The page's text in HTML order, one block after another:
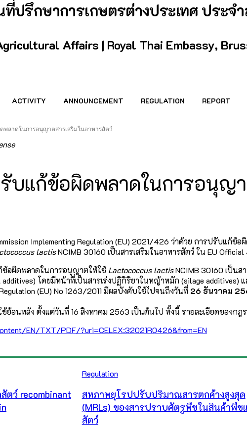
ที่ปรึกษาการเกษตรต่างประเทศ ประจ
Affairs | Royal Thai Embassy,
ACTIVITY ANNOUNCEMENT REGULATION REPORT
พลาดในการอนุญาตสารเสริมในอาหารสัตว์
บแก้ข้อผิดพลาดในการอนุญา
Implementing Regulation (EU) 2021/426 ว่าด้วย การปรับแก้ข้อผิ
lactisNCIMB 30160 เป็นสารเสริมในอาหารสัตว์ ใน EU
อผิดพลาดในการอนุญาตให้ใช้ Lactococcus lactisNCIMB 30160 เป็นส
additives) โดยมีหน้าที่เป็นสารเร่งปฏิกิริยาในหญ้าหมัก (silage
(EU) No 1263/2011 มีผลบังคับใช้ไปจนถึงวันที่ 26 ธันวาคม
ย้อนหลัง ตั้งแต่วันที่ 16 สิงหาคม 2563 เป็นต้นไป ทั้งนี้ รายละเอียดของกฎ
EN/TXT/PDF/?uri=CELEX:32021R0426&from=EN
ว์ recombinant
Regulation
สหภาพยุโรปปรับปริมาณสารตกค้างสูงสุด
(MRLs) ของสารปราบศัตรูพืชในสินค้าพืช
สัตว์